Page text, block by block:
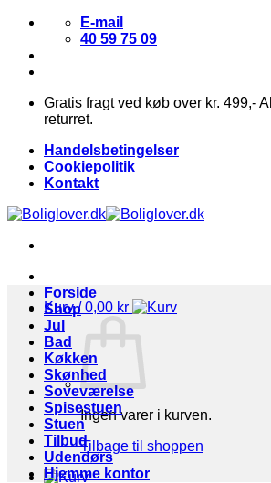
Fortsæt
indhold
E-mail
40 59 75 09
Gratis fragt ved køb over kr. 499,-
returret.
Handelsbetingelser
Cookiepolitik
Kontakt
Kurv /0,00 kr
Ingen varer i kurven.
Tilbage til shoppen
Forside
Shop
Jul
Bad
Køkken
Skønhed
Soveværelse
Spisestuen
Stuen
Tilbud
Udendørs
Hjemme kontor